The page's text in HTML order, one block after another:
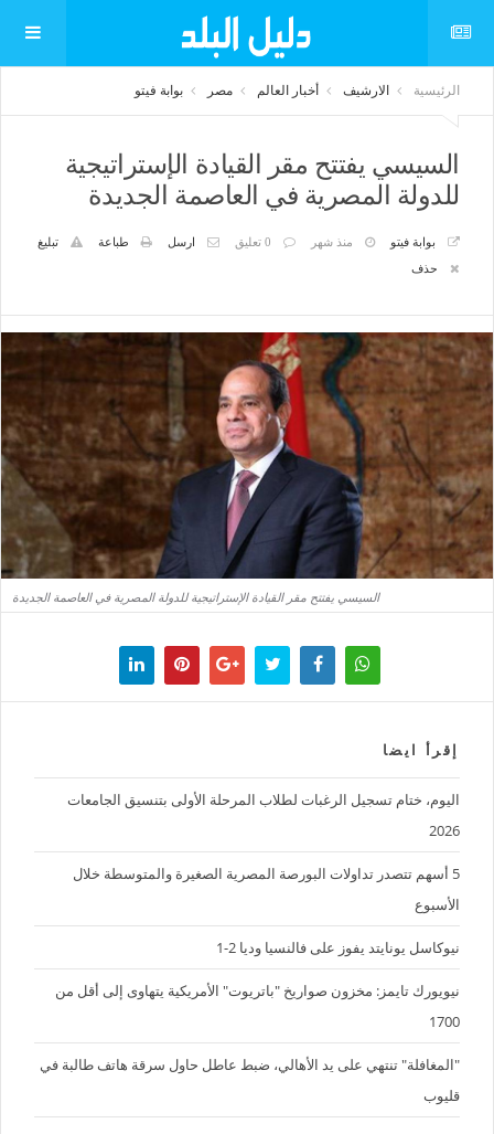
الرئيسية الارشيف أخبار العالم مصر بوابة فيتو
السيسي يفتتح مقر القيادة الإستراتيجية
للدولة المصرية في العاصمة الجديدة
بوابة فيتو منذ شهر 0 تعليق ارسل طباعة
تبليغ
حذف
السيسي يفتتح مقر القيادة الإستراتيجية للدولة المصرية في العاصمة الجديدة
إقرأ ايضا
اليوم، ختام تسجيل الرغبات لطلاب المرحلة الأولى بتنسيق الجامعات
2026
5 أسهم تتصدر تداولات البورصة المصرية الصغيرة والمتوسطة خلال
الأسبوع
نيوكاسل يونايتد يفوز على فالنسيا وديا 2-1
نيويورك تايمز: مخزون صواريخ "باتريوت" الأمريكية يتهاوى إلى أقل من
1700
"المغافلة" تنتهي على يد الأهالي، ضبط عاطل حاول سرقة هاتف طالبة في
قليوب